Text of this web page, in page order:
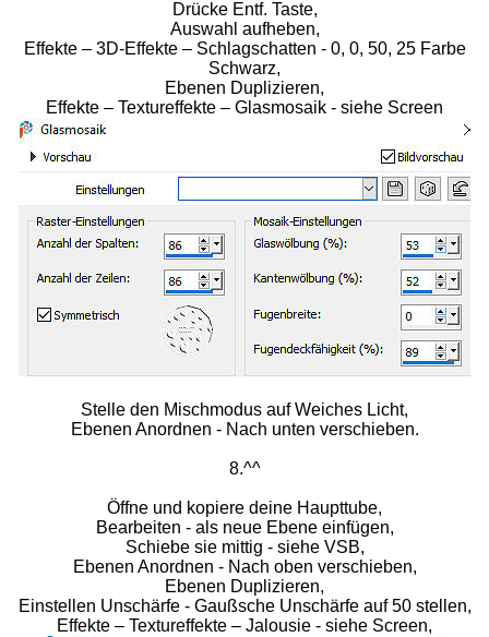
Drücke Entf. Taste,
Auswahl aufheben,
Effekte – 3D-Effekte – Schlagschatten - 0, 0, 50, 25 Farbe
Schwarz,
Ebenen Duplizieren,
Effekte – Textureffekte – Glasmosaik - siehe Screen
Stelle den Mischmodus auf Weiches Licht,
Ebenen Anordnen - Nach unten verschieben.
8.^^
Öffne und kopiere deine Haupttube,
Bearbeiten - als neue Ebene einfügen,
Schiebe sie mittig - siehe VSB,
Ebenen Anordnen - Nach oben verschieben,
Ebenen Duplizieren,
Einstellen Unschärfe - Gaußsche Unschärfe auf 50 stellen,
Effekte – Textureffekte – Jalousie - siehe Screen,